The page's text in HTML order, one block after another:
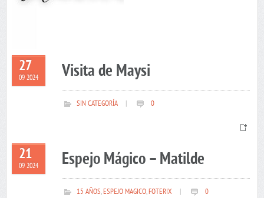
27
09 2024 Visita de Maysi
SIN CATEGORÍA 0
21
09 2024 Espejo Mágico – Matilde
15 AÑOS,ESPEJO MAGICO,FOTERIX 0